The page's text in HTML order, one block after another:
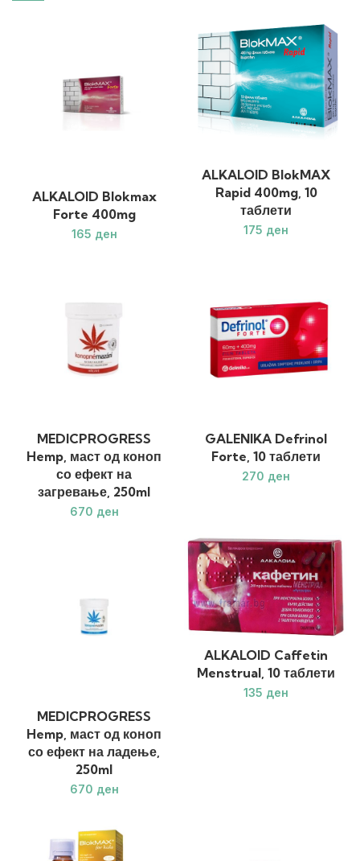
ALKALOID Blokmax
Forte 400mg
ден
ALKALOID BlokMAX
Rapid 400mg, 10
таблети
ден
MEDICPROGRESS
Hemp, маст од коноп
со ефект на
загревање, 250ml
ден
GALENIKA Defrinol
Forte, 10 таблети
ден
MEDICPROGRESS
Hemp, маст од коноп
со ефект на ладење,
250ml
ден
ALKALOID Caffetin
Menstrual, 10 таблети
ден